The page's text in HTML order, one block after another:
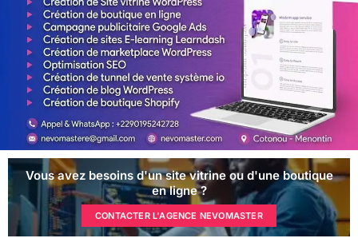
Vous avez besoins d'un site vitrine ou d'une boutique
en ligne ?
CONTACTER L'AGENCE NEVOMASTER